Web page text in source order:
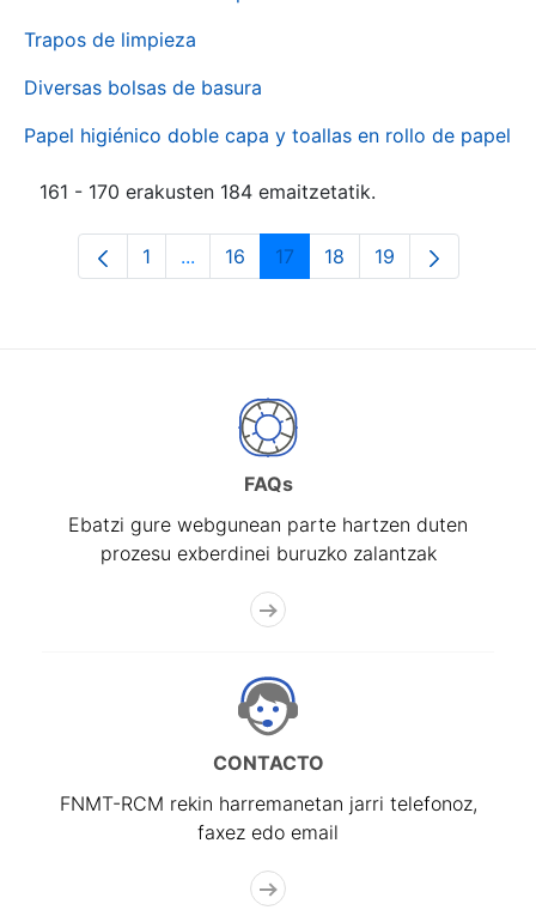
Trapos de limpieza
Diversas bolsas de basura
Papel higiénico doble capa y toallas en rollo de papel
161 - 170 erakusten 184 emaitzetatik.
Orrialdea
1 ...Intermediate Pages Use TAB to
Orrialdea
16 Orrialdea
17 Orrialdea
18 Orrialdea
19
FAQs
Ebatzi gure webgunean parte hartzen duten
prozesu exberdinei buruzko zalantzak
CONTACTO
FNMT-RCM rekin harremanetan jarri telefonoz,
faxez edo email